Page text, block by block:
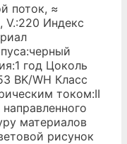
поток, ≈
V.:220 Индекс
год Цоколь
BK/WH Класс
током:II
материалов
рисунок